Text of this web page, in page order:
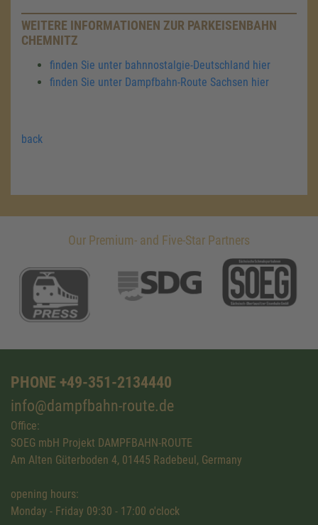
WEITERE INFORMATIONEN ZUR PARKEISENBAHN
CHEMNITZ
finden Sie unter bahnnostalgie-Deutschland hier
finden Sie unter Dampfbahn-Route Sachsen hier
back
Our Premium- and Five-Star Partners
PHONE +49-351-2134440
info@dampfbahn-route.de
Office:
SOEG mbH Projekt DAMPFBAHN-ROUTE
Am Alten Güterboden 4, 01445 Radebeul, Germany
opening hours:
Monday - Friday 09:30 - 17:00 o'clock